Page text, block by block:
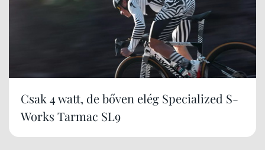
Csak 4 watt, de bőven elég Specialized S-
Works Tarmac SL9